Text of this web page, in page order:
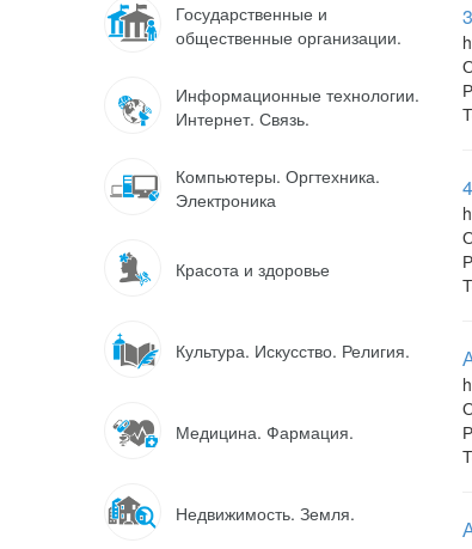
Государственные и
общественные организации.
Информационные технологии.
Интернет. Связь.
Компьютеры. Оргтехника.
Электроника
Красота и здоровье
Культура. Искусство. Религия.
Медицина. Фармация.
Недвижимость. Земля.